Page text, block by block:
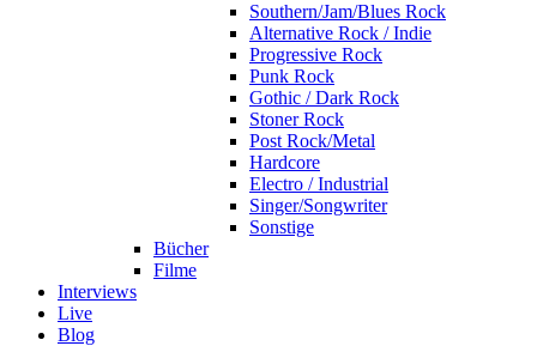
Southern/Jam/Blues Rock
Alternative Rock / Indie
Progressive Rock
Punk Rock
Gothic / Dark Rock
Stoner Rock
Post Rock/Metal
Hardcore
Electro / Industrial
Singer/Songwriter
Sonstige
Bücher
Filme
Interviews
Live
Blog